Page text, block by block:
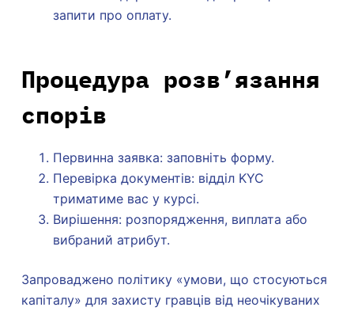
запити про оплату.
Процедура розв’язання
спорів
Первинна заявка: заповніть форму.
Перевірка документів: відділ KYC
триматиме вас у курсі.
Вирішення: розпорядження, виплата або
вибраний атрибут.
Запроваджено політику «умови, що стосуються
капіталу» для захисту гравців від неочікуваних